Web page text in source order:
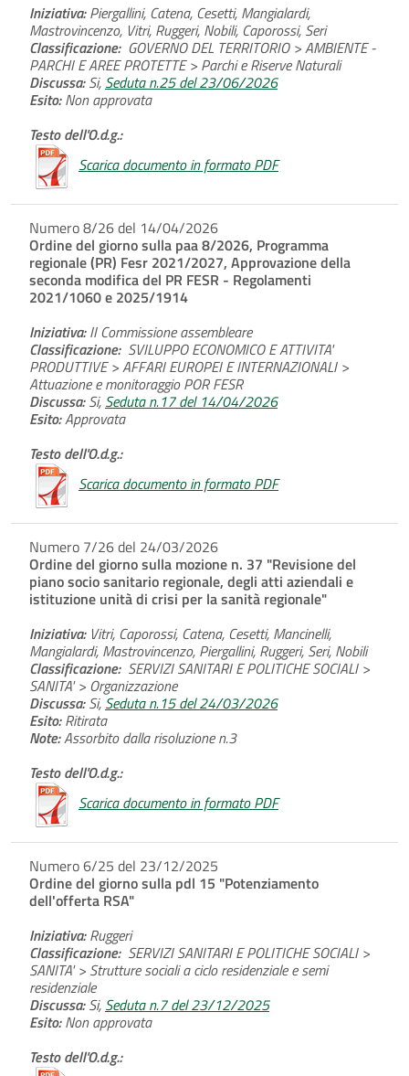
Iniziativa:Piergallini, Catena, Cesetti, Mangialardi,
Mastrovincenzo, Vitri, Ruggeri, Nobili, Caporossi, Seri
Classificazione: GOVERNO DEL TERRITORIO > AMBIENTE -
PARCHI E AREE PROTETTE > Parchi e Riserve Naturali
Discussa:Si, Seduta n.25 del 23/06/2026
Esito:Non approvata
Testo dell'O.d.g.:
Scarica documento in formato PDF
Numero 8/26 del 14/04/2026
Ordine del giorno sulla paa 8/2026, Programma
regionale (PR) Fesr 2021/2027, Approvazione della
seconda modifica del PR FESR - Regolamenti
2021/1060 e 2025/1914
Iniziativa:II Commissione assembleare
Classificazione: SVILUPPO ECONOMICO E ATTIVITA'
PRODUTTIVE > AFFARI EUROPEI E INTERNAZIONALI >
Attuazione e monitoraggio POR FESR
Discussa:Si, Seduta n.17 del 14/04/2026
Esito:Approvata
Testo dell'O.d.g.:
Scarica documento in formato PDF
Numero 7/26 del 24/03/2026
Ordine del giorno sulla mozione n. 37 "Revisione del
piano socio sanitario regionale, degli atti aziendali e
istituzione unità di crisi per la sanità regionale"
Iniziativa:Vitri, Caporossi, Catena, Cesetti, Mancinelli,
Mangialardi, Mastrovincenzo, Piergallini, Ruggeri, Seri, Nobili
Classificazione: SERVIZI SANITARI E POLITICHE SOCIALI >
SANITA' > Organizzazione
Discussa:Si, Seduta n.15 del 24/03/2026
Esito:Ritirata
Note:Assorbito dalla risoluzione n.3
Testo dell'O.d.g.:
Scarica documento in formato PDF
Numero 6/25 del 23/12/2025
Ordine del giorno sulla pdl 15 "Potenziamento
dell'offerta RSA"
Iniziativa:Ruggeri
Classificazione: SERVIZI SANITARI E POLITICHE SOCIALI >
SANITA' > Strutture sociali a ciclo residenziale e semi
residenziale
Discussa:Si, Seduta n.7 del 23/12/2025
Esito:Non approvata
Testo dell'O.d.g.: